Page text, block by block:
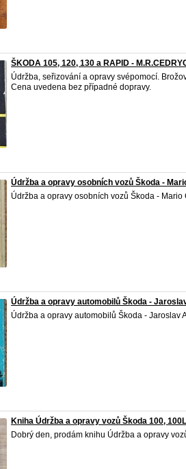
ŠKODA 105, 120, 130 a RAPID -
Údržba, seřizování a opravy svépomocí.
Cena uvedena bez případné dopravy.
Údržba a opravy osobních vozů Škoda -
Údržba a opravy osobních vozů Škoda - Mario
Údržba a opravy automobilů Škoda -
Údržba a opravy automobilů Škoda - Jaroslav
Kniha Údržba a opravy vozů Škoda 100,
Dobrý den, prodám knihu Údržba a opravy